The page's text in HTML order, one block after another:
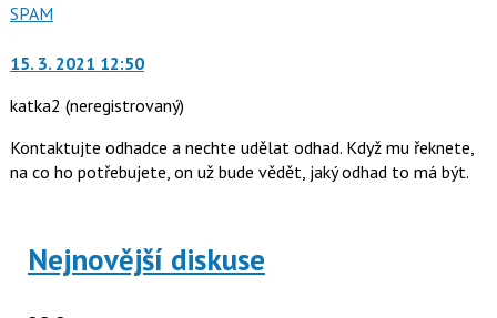
Nahlásit
jako
SPAM
15. 3. 2021 12:50
katka2 (neregistrovaný)
Kontaktujte odhadce a nechte udělat odhad. Když mu řeknete,
na co ho potřebujete, on už bude vědět, jaký odhad to má být.
Nejnovější diskuse